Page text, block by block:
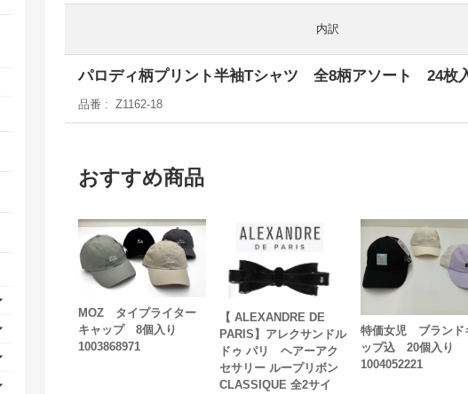
内訳
パロディ柄プリント半袖Tシャツ 全8柄アソート 24枚
品番 Z1162-18
おすすめ商品
MOZ タイプライター
キャップ 8個入り
1003868971
【 ALEXANDRE DE
PARIS】アレクサンドル
ドゥ パリ ヘアーアク
セサリー ループリボン
CLASSIQUE 全2サイ
特価女児 ブランド
ップ込 20個入り
1004052221